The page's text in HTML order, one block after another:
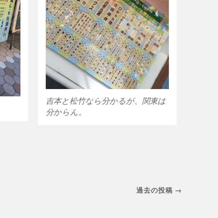
吉本と松竹なら分かるが、関東は
分からん。
過去の投稿 →